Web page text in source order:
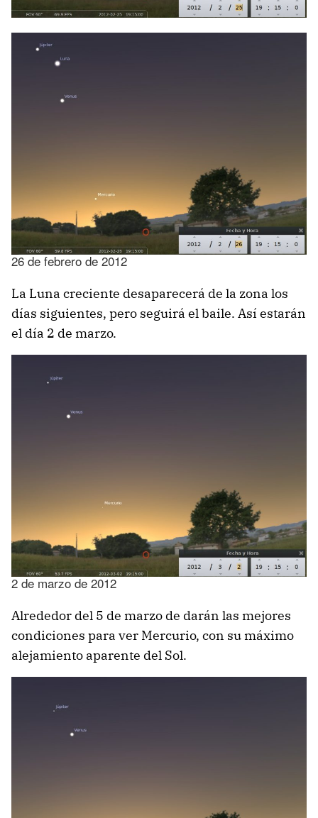
25 de febrero de 2012
26 de febrero de 2012
La Luna creciente desaparecerá de la zona los
días siguientes, pero seguirá el baile. Así estarán
el día 2 de marzo.
2 de marzo de 2012
Alrededor del 5 de marzo de darán las mejores
condiciones para ver Mercurio, con su máximo
alejamiento aparente del Sol.